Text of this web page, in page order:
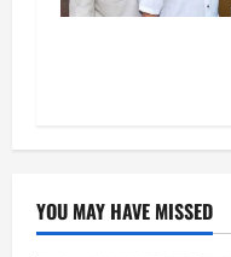
YOU MAY HAVE MISSED